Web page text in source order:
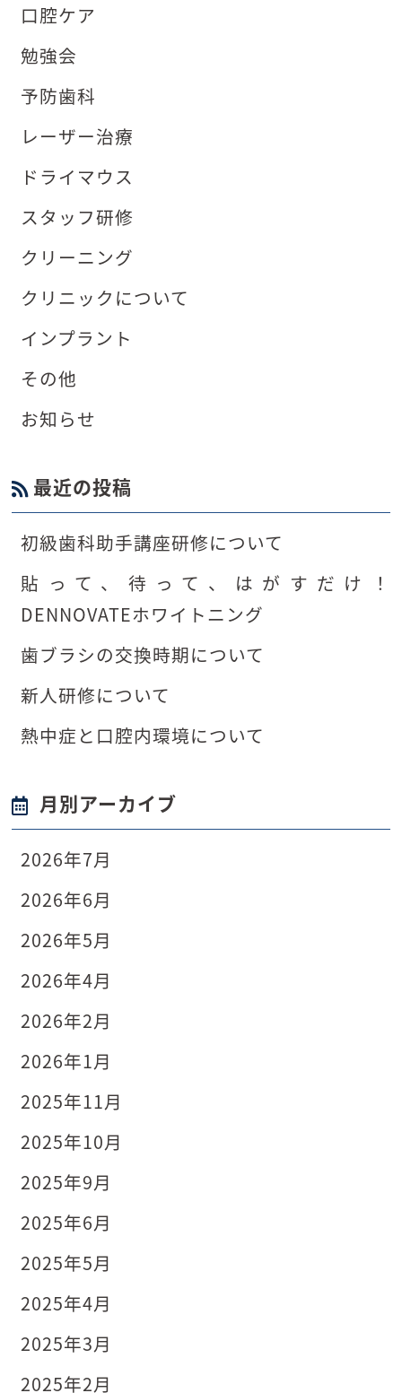
口腔ケア
勉強会
予防歯科
レーザー治療
ドライマウス
スタッフ研修
クリーニング
クリニックについて
インプラント
その他
お知らせ
最近の投稿
初級歯科助手講座研修について
貼って、待って、はがすだけ！
DENNOVATEホワイトニング
歯ブラシの交換時期について
新人研修について
熱中症と口腔内環境について
月別アーカイブ
2026年7月
2026年6月
2026年5月
2026年4月
2026年2月
2026年1月
2025年11月
2025年10月
2025年9月
2025年6月
2025年5月
2025年4月
2025年3月
2025年2月